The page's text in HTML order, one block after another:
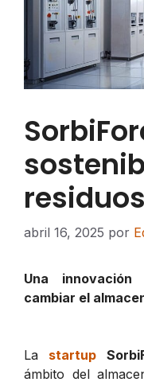
residuos
abril 16, 2025 por
Una
cambiar el
La startup
ámbito del